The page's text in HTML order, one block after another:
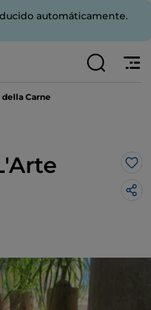
automáticamente.
Carne
Me